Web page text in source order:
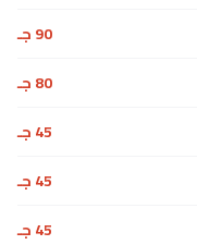
90 جـ
80 جـ
45 جـ
45 جـ
45 جـ